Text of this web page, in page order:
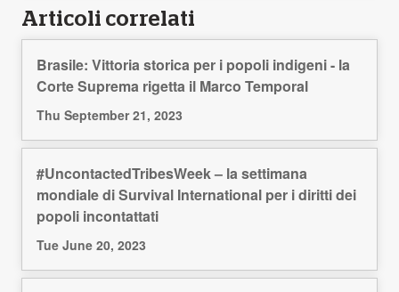
Articoli correlati
Brasile: Vittoria storica per i popoli indigeni - la
Corte Suprema rigetta il Marco Temporal
Thu September 21, 2023
#UncontactedTribesWeek – la settimana
mondiale di Survival International per i diritti dei
popoli incontattati
Tue June 20, 2023